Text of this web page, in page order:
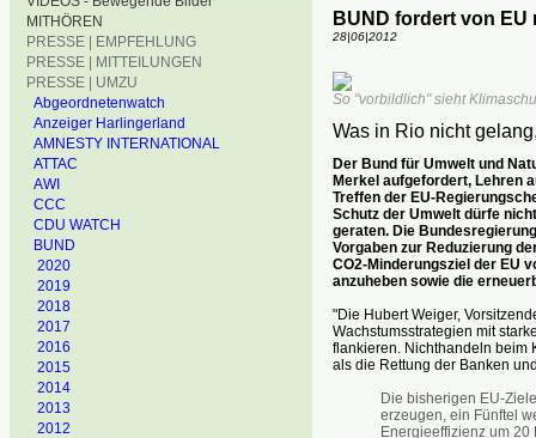
MITHÖREN
PRESSE | EMPFEHLUNG
PRESSE | MITTEILUNGEN
PRESSE | UMZU
Abgeordnetenwatch
Anzeiger Harlingerland
AMNESTY INTERNATIONAL
ATTAC
AWI
CCC
CDU WATCH
BUND
2020
2019
2018
2017
2016
2015
2014
2013
2012
BUND fordert von
28|06|2012
So "vorbildlich" sieht
Was in Rio nicht
Der Bund für Umwelt und
Merkel aufgefordert, Lehren
Treffen der EU-
Schutz der Umwelt dürfe
geraten. Die
Vorgaben zur Reduzierung
CO2-Minderungsziel der EU
anzuheben sowie die
"Die Hubert Weiger,
Wachstumsstrategien mit
flankieren. Nichthandeln beim
als die Rettung der Banken
Die bisherigen EU-
erzeugen, ein Fünftel
Energieeffizienz um 20